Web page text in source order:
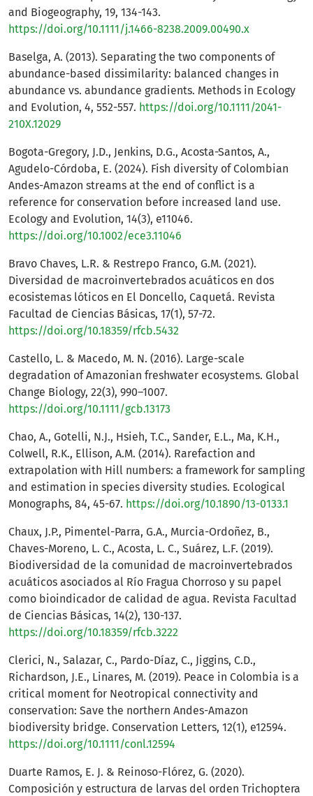
and Biogeography, 19, 134-143.
https://doi.org/10.1111/j.1466-8238.2009.00490.x
Baselga, A. (2013). Separating the two components of
abundance-based dissimilarity: balanced changes in
abundance vs. abundance gradients. Methods in Ecology
and Evolution, 4, 552-557. https://doi.org/10.1111/2041-
210X.12029
Bogota-Gregory, J.D., Jenkins, D.G., Acosta-Santos, A.,
Agudelo-Córdoba, E. (2024). Fish diversity of Colombian
Andes-Amazon streams at the end of conflict is a
reference for conservation before increased land use.
Ecology and Evolution, 14(3), e11046.
https://doi.org/10.1002/ece3.11046
Bravo Chaves, L.R. & Restrepo Franco, G.M. (2021).
Diversidad de macroinvertebrados acuáticos en dos
ecosistemas lóticos en El Doncello, Caquetá. Revista
Facultad de Ciencias Básicas, 17(1), 57-72.
https://doi.org/10.18359/rfcb.5432
Castello, L. & Macedo, M. N. (2016). Large-scale
degradation of Amazonian freshwater ecosystems. Global
Change Biology, 22(3), 990–1007.
https://doi.org/10.1111/gcb.13173
Chao, A., Gotelli, N.J., Hsieh, T.C., Sander, E.L., Ma, K.H.,
Colwell, R.K., Ellison, A.M. (2014). Rarefaction and
extrapolation with Hill numbers: a framework for sampling
and estimation in species diversity studies. Ecological
Monographs, 84, 45-67. https://doi.org/10.1890/13-0133.1
Chaux, J.P., Pimentel-Parra, G.A., Murcia-Ordoñez, B.,
Chaves-Moreno, L. C., Acosta, L. C., Suárez, L.F. (2019).
Biodiversidad de la comunidad de macroinvertebrados
acuáticos asociados al Río Fragua Chorroso y su papel
como bioindicador de calidad de agua. Revista Facultad
de Ciencias Básicas, 14(2), 130-137.
https://doi.org/10.18359/rfcb.3222
Clerici, N., Salazar, C., Pardo-Díaz, C., Jiggins, C.D.,
Richardson, J.E., Linares, M. (2019). Peace in Colombia is a
critical moment for Neotropical connectivity and
conservation: Save the northern Andes-Amazon
biodiversity bridge. Conservation Letters, 12(1), e12594.
https://doi.org/10.1111/conl.12594
Duarte Ramos, E. J. & Reinoso-Flórez, G. (2020).
Composición y estructura de larvas del orden Trichoptera